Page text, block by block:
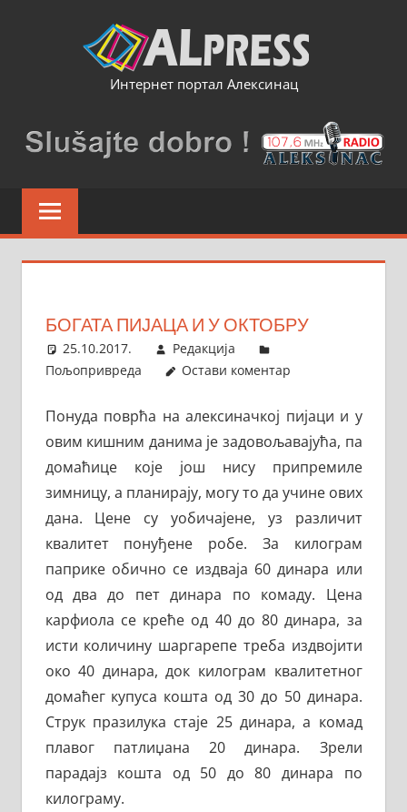
Интернет портал Алексинац
БОГАТА ПИЈАЦА И У ОКТОБРУ
25.10.2017.
Редакција
Пољопривреда
Остави коментар
Понуда поврћа на алексиначкој пијаци и у
овим кишним данима је задовољавајућа, па
домаћице које још нису припремиле
зимницу, а планирају, могу то да учине ових
дана. Цене су уобичајене, уз различит
квалитет понуђене робе. За килограм
паприке обично се издваја 60 динара или
од два до пет динара по комаду. Цена
карфиола се креће од 40 до 80 динара, за
исти количину шаргарепе треба издвојити
око 40 динара, док килограм квалитетног
домаћег купуса кошта од 30 до 50 динара.
Струк празилука стаје 25 динара, а комад
плавог патлиџана 20 динара. Зрели
парадајз кошта од 50 до 80 динара по
килограму.